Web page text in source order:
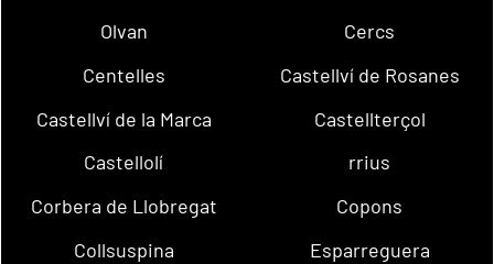
Olvan
Cercs
Centelles
Castellví de Rosanes
Castellví de la Marca
Castellterçol
Castellolí
rrius
Corbera de Llobregat
Copons
Collsuspina
Esparreguera